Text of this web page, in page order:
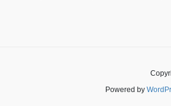
Powered by